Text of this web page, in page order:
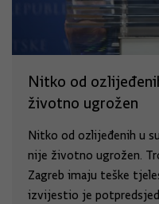
Nitko od
životno ugrožen
Nitko od ozlijeđenih u
nije životno ugrožen.
Zagreb imaju teške
izvijestio je